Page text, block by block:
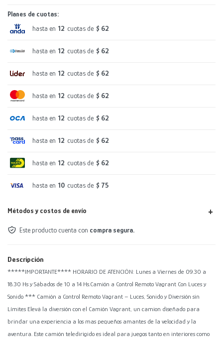
Planes de cuotas:
hasta en 12 cuotas de $ 62
hasta en 12 cuotas de $ 62
hasta en 12 cuotas de $ 62
hasta en 12 cuotas de $ 62
hasta en 12 cuotas de $ 62
hasta en 12 cuotas de $ 62
hasta en 12 cuotas de $ 62
hasta en 10 cuotas de $ 75
Métodos y costos de envío
Este producto cuenta con compra segura.
Descripción
*****IMPORTANTE**** HORARIO DE ATENCIÓN: Lunes a Viernes de 09.30 a
18.30 Hs y Sábados de 10 a 14 Hs.Camión a Control Remoto Vagrant Con Luces y
Sonido *** Camión a Control Remoto Vagrant – Luces, Sonido y Diversión sin
Límites Elevá la diversión con el Camión Vagrant, un camion diseñado para
brindar una experiencia a los mas pequeños amantes de la velocidad y la
aventura. Este camión teledirigido es ideal para juegos tanto en interiores como